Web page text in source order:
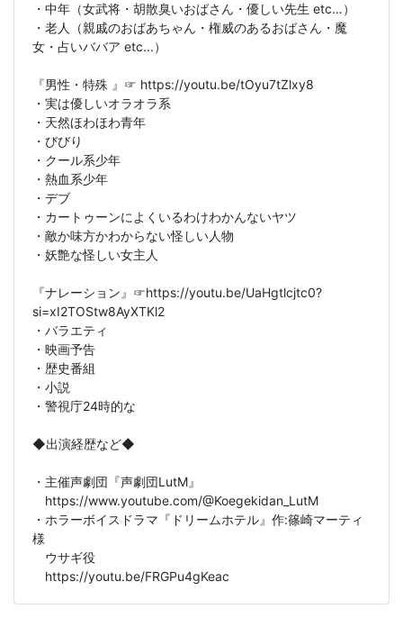
・中年（女武将・胡散臭いおばさん・優しい先生 etc…）
・老人（親戚のおばあちゃん・権威のあるおばさん・魔
女・占いババア etc...）
『男性・特殊 』☞ https://youtu.be/tOyu7tZlxy8
・実は優しいオラオラ系
・天然ほわほわ青年
・びびり
・クール系少年
・熱血系少年
・デブ
・カートゥーンによくいるわけわかんないヤツ
・敵か味方かわからない怪しい人物
・妖艶な怪しい女主人
『ナレーション』☞https://youtu.be/UaHgtlcjtc0?
si=xI2TOStw8AyXTKl2
・バラエティ
・映画予告
・歴史番組
・小説
・警視庁24時的な
◆出演経歴など◆
・主催声劇団『声劇団LutM』
https://www.youtube.com/@Koegekidan_LutM
・ホラーボイスドラマ『ドリームホテル』作:篠崎マーティ
様
ウサギ役
https://youtu.be/FRGPu4gKeac